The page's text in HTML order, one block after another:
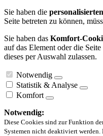
Sie haben die personalisierten
Seite betreten zu können,
Sie haben das Komfort-
auf das Element oder die
dieses per Auswahl zulassen.
Notwendig
Statistik & Analyse
Komfort
Notwendig:
Diese Cookies sind zur Funktion
Systemen nicht deaktiviert werden.